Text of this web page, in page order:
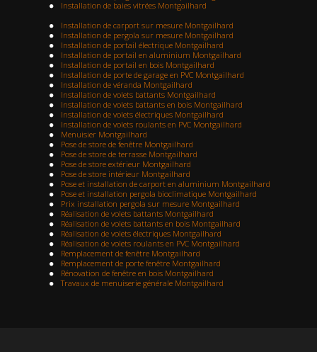
Installation de baies vitrées Montgailhard
Installation de carport sur mesure Montgailhard
Installation de pergola sur mesure Montgailhard
Installation de portail électrique Montgailhard
Installation de portail en aluminium Montgailhard
Installation de portail en bois Montgailhard
Installation de porte de garage en PVC Montgailhard
Installation de véranda Montgailhard
Installation de volets battants Montgailhard
Installation de volets battants en bois Montgailhard
Installation de volets électriques Montgailhard
Installation de volets roulants en PVC Montgailhard
Menuisier Montgailhard
Pose de store de fenêtre Montgailhard
Pose de store de terrasse Montgailhard
Pose de store extérieur Montgailhard
Pose de store intérieur Montgailhard
Pose et installation de carport en aluminium Montgailhard
Pose et installation pergola bioclimatique Montgailhard
Prix installation pergola sur mesure Montgailhard
Réalisation de volets battants Montgailhard
Réalisation de volets battants en bois Montgailhard
Réalisation de volets électriques Montgailhard
Réalisation de volets roulants en PVC Montgailhard
Remplacement de fenêtre Montgailhard
Remplacement de porte fenêtre Montgailhard
Rénovation de fenêtre en bois Montgailhard
Travaux de menuiserie générale Montgailhard